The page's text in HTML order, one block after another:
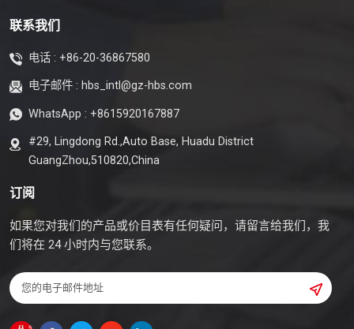
联系我们
电话 : +86-20-36867580
电子邮件 : hbs_intl@gz-hbs.com
WhatsApp : +8615920167887
#29, Lingdong Rd.,Auto Base, Huadu District
GuangZhou,510820,China
订阅
如果您对我们的产品或价目表有任何疑问，请留言给我们，我
们将在 24 小时内与您联系。